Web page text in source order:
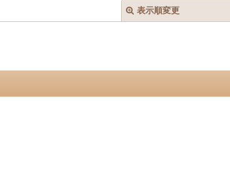
表示順変更